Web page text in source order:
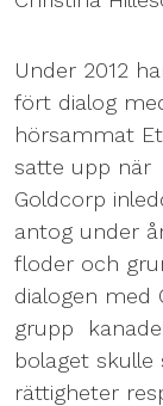
Under 2012
fört dialog
hörsammat
satte upp när
Goldcorp
antog under
floder och
dialogen med
grupp
bolaget skulle
rättigheter